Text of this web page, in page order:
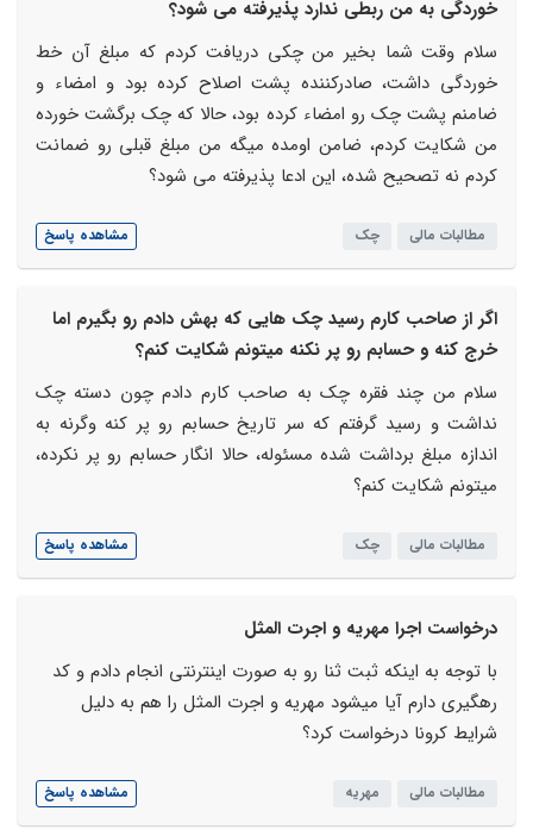
خوردگی به من ربطی ندارد پذیرفته می شود؟
سلام وقت شما بخیر من چکی دریافت کردم که مبلغ آن خط
خوردگی داشت، صادرکننده پشت اصلاح کرده بود و امضاء و
ضامنم پشت چک رو امضاء کرده بود، حالا که چک برگشت خورده
من شکایت کردم، ضامن اومده میگه من مبلغ قبلی رو ضمانت
کردم نه تصحیح شده، این ادعا پذیرفته می شود؟
مطالبات مالی چک مشاهده پاسخ
اگر از صاحب کارم رسید چک هایی که بهش دادم رو بگیرم اما
خرج کنه و حسابم رو پر نکنه میتونم شکایت کنم؟
سلام من چند فقره چک به صاحب کارم دادم چون دسته چک
نداشت و رسید گرفتم که سر تاریخ حسابم رو پر کنه وگرنه به
اندازه مبلغ برداشت شده مسئوله، حالا انگار حسابم رو پر نکرده،
میتونم شکایت کنم؟
مطالبات مالی چک مشاهده پاسخ
درخواست اجرا مهریه و اجرت المثل
با توجه به اینکه ثبت ثنا رو به صورت اینترنتی انجام دادم و کد
رهگیری دارم آیا میشود مهریه و اجرت المثل را هم به دلیل
شرایط کرونا درخواست کرد؟
مطالبات مالی مهریه مشاهده پاسخ